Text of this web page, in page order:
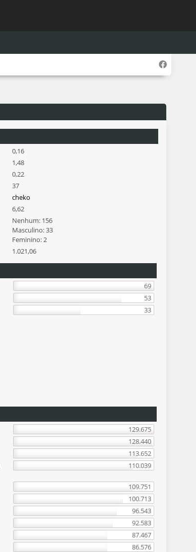
0,16
1,48
0,22
37
cheko
6,62
Nenhum: 156
Masculino: 33
Feminino: 2
1.021,06
69
53
33
129.675
128.440
113.652
110.039
109.751
100.713
96.543
92.583
87.467
86.576